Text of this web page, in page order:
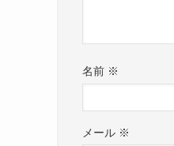
名前 ※
メール ※